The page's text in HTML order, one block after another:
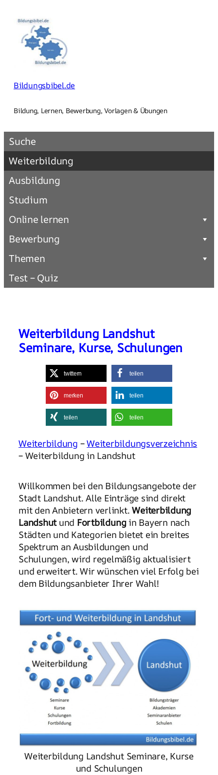
Inhalt
springen
Bildungsbibel.de
Bildung, Lernen, Bewerbung, Vorlagen & Übungen
Suche
Weiterbildung
Ausbildung
Studium
Online lernen
Bewerbung
Themen
Test – Quiz
Weiterbildung Landshut
Seminare, Kurse, Schulungen
twittern teilen
merken teilen
teilen teilen
Weiterbildung –Weiterbildungsverzeichnis
– Weiterbildung in Landshut
Willkommen bei den Bildungsangebote der
Stadt Landshut. Alle Einträge sind direkt
mit den Anbietern verlinkt.Weiterbildung
Landshutund Fortbildungin Bayern nach
Städten und Kategorien bietet ein breites
Spektrum an Ausbildungen und
Schulungen, wird regelmäßig aktualisiert
und erweitert. Wir wünschen viel Erfolg bei
dem Bildungsanbieter Ihrer Wahl!
Weiterbildung Landshut Seminare, Kurse
und Schulungen